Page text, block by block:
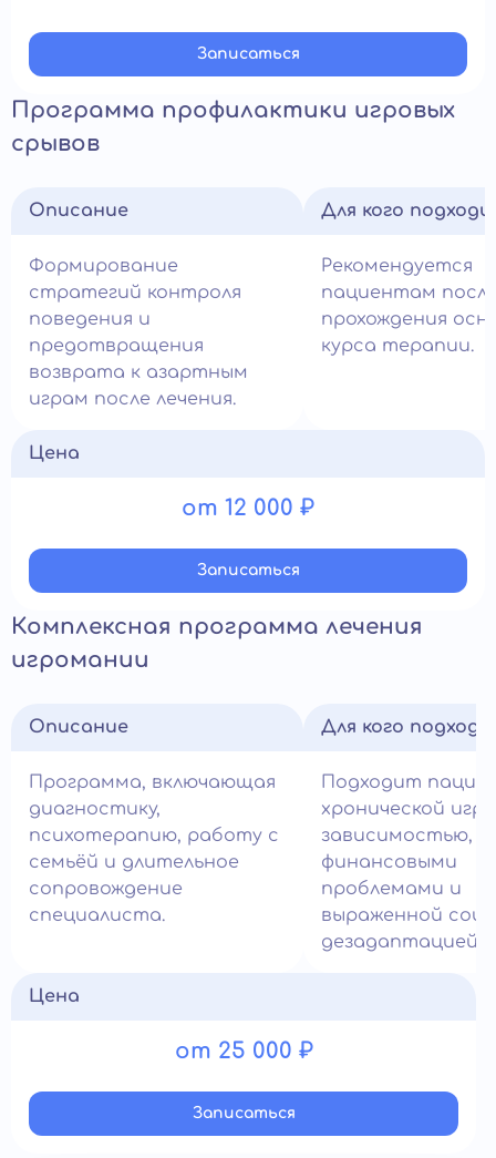
Записатьcя
Программа профилактики игровых
срывов
Описание
Формирование
стратегий контроля
поведения и
предотвращения
возврата к азартным
играм после лечения.
Для кого
Рекомендуется
пациентам
прохождения
курса терапии.
Цена
от 12 000 ₽
Записатьcя
Комплексная программа лечения
игромании
Описание
Программа, включающая
диагностику,
психотерапию, работу с
семьёй и длительное
сопровождение
специалиста.
Для кого
Подходит
хронической
зависимостью,
финансовыми
проблемами и
выраженной
дезадаптацией.
Цена
от 25 000 ₽
Записатьcя